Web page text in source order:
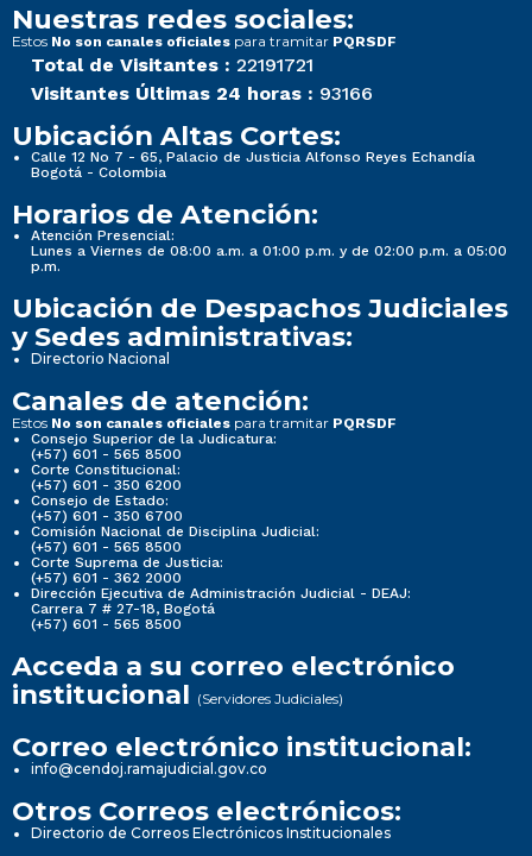
Nuestras redes sociales:
Estos No son canales oficiales para tramitar PQRSDF
Total de Visitantes : 22191721
Visitantes Últimas 24 horas : 93166
Ubicación Altas Cortes:
Calle 12 No 7 - 65, Palacio de Justicia Alfonso Reyes Echandía
Bogotá - Colombia
Horarios de Atención:
Atención Presencial:
Lunes a Viernes de 08:00 a.m. a 01:00 p.m. y de 02:00 p.m. a 05:00
p.m.
Ubicación de Despachos Judiciales
y Sedes administrativas:
Directorio Nacional
Canales de atención:
Estos No son canales oficiales para tramitar PQRSDF
Consejo Superior de la Judicatura:
(+57) 601 - 565 8500
Corte Constitucional:
(+57) 601 - 350 6200
Consejo de Estado:
(+57) 601 - 350 6700
Comisión Nacional de Disciplina Judicial:
(+57) 601 - 565 8500
Corte Suprema de Justicia:
(+57) 601 - 362 2000
Dirección Ejecutiva de Administración Judicial - DEAJ:
Carrera 7 # 27-18, Bogotá
(+57) 601 - 565 8500
Acceda a su correo electrónico
institucional (Servidores Judiciales)
Correo electrónico institucional:
info@cendoj.ramajudicial.gov.co
Otros Correos electrónicos:
Directorio de Correos Electrónicos Institucionales